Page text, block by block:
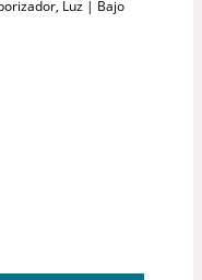
Luz | Bajo